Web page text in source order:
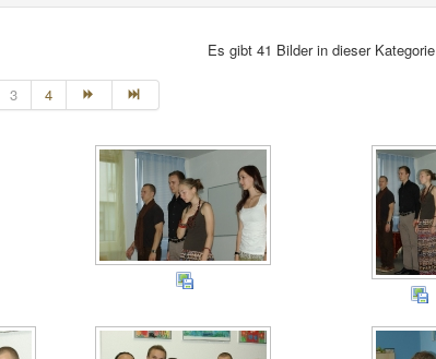
Es gibt 41 Bilder in dieser Kategorie
3 4